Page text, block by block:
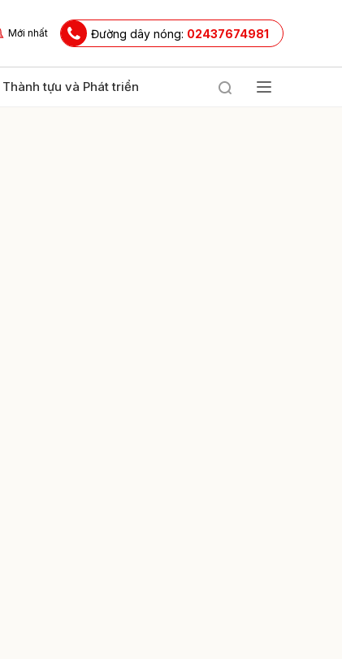
Mới nhất Đường dây nóng: 02437674981
Thành tựu và Phát triển